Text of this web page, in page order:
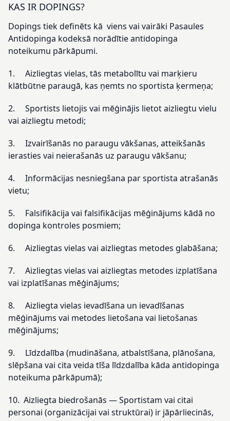
KAS IR DOPINGS?
Dopings tiek definēts kā viens vai vairāki Pasaules
Antidopinga kodeksā norādītie antidopinga
noteikumu pārkāpumi.
1. Aizliegtas vielas, tās metabolītu vai marķieru
klātbūtne paraugā, kas ņemts no sportista ķermeņa;
2. Sportists lietojis vai mēģinājis lietot aizliegtu vielu
vai aizliegtu metodi;
3. Izvairīšanās no paraugu vākšanas, atteikšanās
ierasties vai neierašanās uz paraugu vākšanu;
4. Informācijas nesniegšana par sportista atrašanās
vietu;
5. Falsifikācija vai falsifikācijas mēģinājums kādā no
dopinga kontroles posmiem;
6. Aizliegtas vielas vai aizliegtas metodes glabāšana;
7. Aizliegtas vielas vai aizliegtas metodes izplatīšana
vai izplatīšanas mēģinājums;
8. Aizliegta vielas ievadīšana un ievadīšanas
mēģinājums vai metodes lietošana vai lietošanas
mēģinājums;
9. Līdzdalība (mudināšana, atbalstīšana, plānošana,
slēpšana vai cita veida tīša līdzdalība kāda antidopinga
noteikuma pārkāpumā);
10. Aizliegta biedrošanās — Sportistam vai citai
personai (organizācijai vai struktūrai) ir jāpārliecinās,